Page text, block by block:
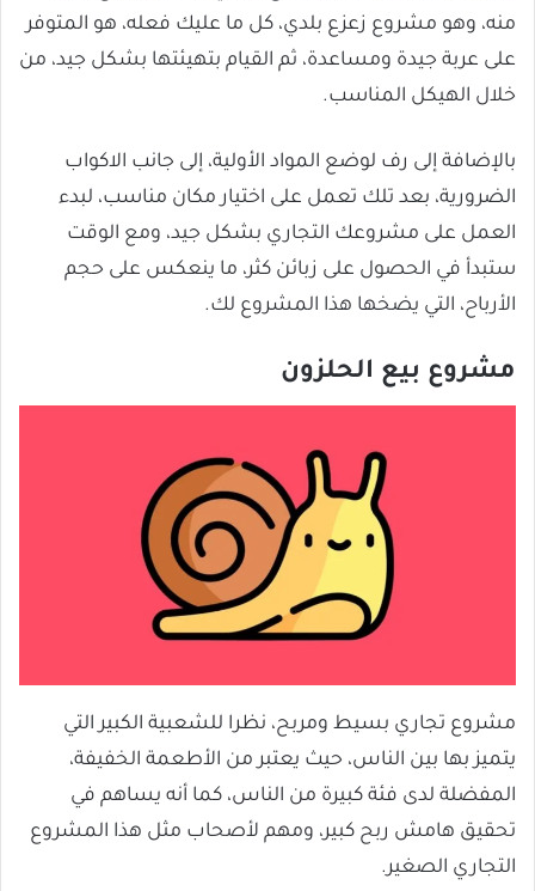
منه، وهو مشروع زعزع بلدي، كل ما عليك فعله، هو المتوفر
على عربة جيدة ومساعدة، ثم القيام بتهيئتها بشكل جيد، من
خلال الهيكل المناسب.
بالإضافة إلى رف لوضع المواد الأولية، إلى جانب الاكواب
الضرورية، بعد تلك تعمل على اختيار مكان مناسب، لبدء
العمل على مشروعك التجاري بشكل جيد، ومع الوقت
ستبدأ في الحصول على زبائن كثر، ما ينعكس على حجم
الأرباح، التي يضخها هذا المشروع لك.
مشروع بيع الحلزون
مشروع تجاري بسيط ومربح، نظرا للشعبية الكبير التي
يتميز بها بين الناس، حيث يعتبر من الأطعمة الخفيفة،
المفضلة لدى فئة كبيرة من الناس، كما أنه يساهم في
تحقيق هامش ربح كبير، ومهم لأصحاب مثل هذا المشروع
التجاري الصغير.